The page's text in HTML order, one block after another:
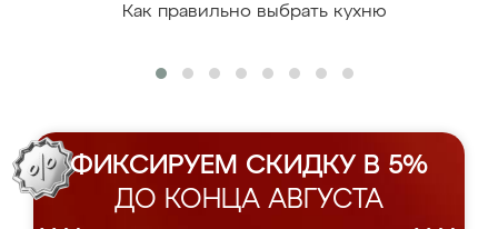
Как правильно выбрать кухню
ФИКСИРУЕМ СКИДКУ В 5%
ДО КОНЦА АВГУСТА